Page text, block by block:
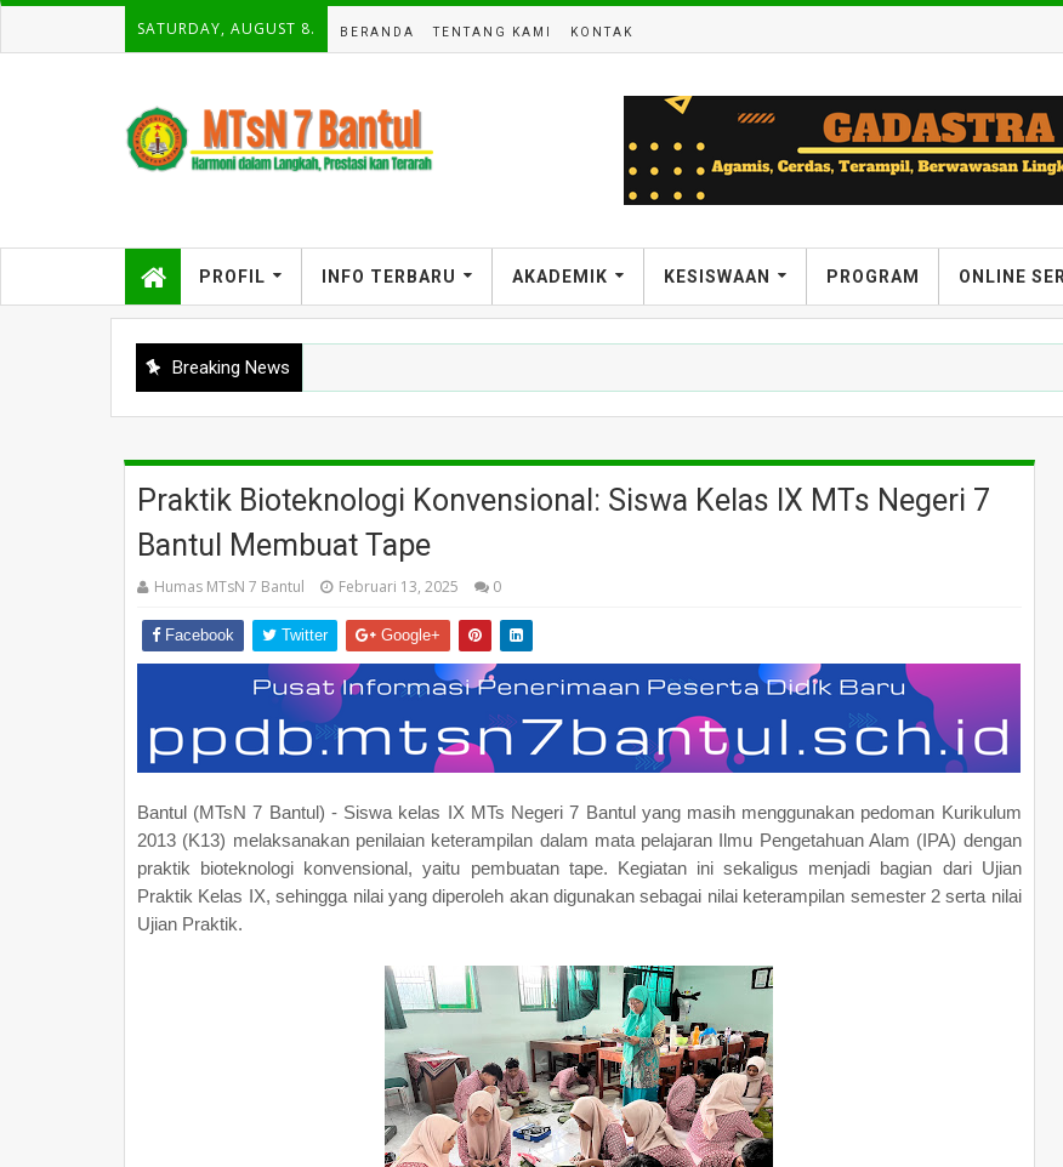
SATURDAY, AUGUST 8. BERANDA TENTANG KAMI KONTAK
PROFIL INFO TERBARU AKADEMIK KESISWAAN PROGRAM ONLINE
Breaking News
Praktik Bioteknologi Konvensional: Siswa Kelas IX MTs Negeri 7
Bantul Membuat Tape
Humas MTsN 7 Bantul Februari 13, 2025 0
Facebook Twitter Google+
Bantul (MTsN 7 Bantul) - Siswa kelas IX MTs Negeri 7 Bantul yang masih menggunakan pedoman Kurikulum
2013 (K13) melaksanakan penilaian keterampilan dalam mata pelajaran Ilmu Pengetahuan Alam (IPA) dengan
praktik bioteknologi konvensional, yaitu pembuatan tape. Kegiatan ini sekaligus menjadi bagian dari Ujian
Praktik Kelas IX, sehingga nilai yang diperoleh akan digunakan sebagai nilai keterampilan semester 2 serta nilai
Ujian Praktik.